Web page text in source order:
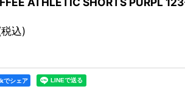
込)
でシェア